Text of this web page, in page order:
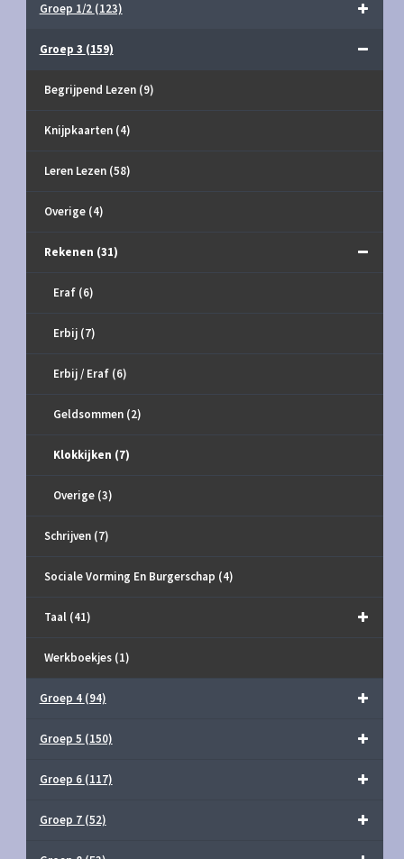
Groep 1/2 (123)
Groep 3 (159)
Begrijpend Lezen (9)
Knijpkaarten (4)
Leren Lezen (58)
Overige (4)
Rekenen (31)
Eraf (6)
Erbij (7)
Erbij / Eraf (6)
Geldsommen (2)
Klokkijken (7)
Overige (3)
Schrijven (7)
Sociale Vorming En Burgerschap (4)
Taal (41)
Werkboekjes (1)
Groep 4 (94)
Groep 5 (150)
Groep 6 (117)
Groep 7 (52)